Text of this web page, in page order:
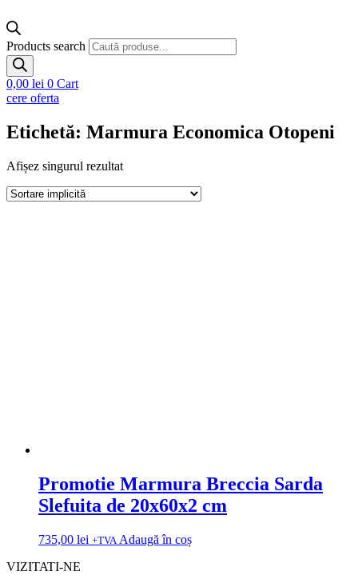
Products search
0,00 lei 0 Cart
cere oferta
Etichetă: Marmura Economica Otopeni
Afișez singurul rezultat
Promotie Marmura Breccia Sarda
Slefuita de 20x60x2 cm
735,00 lei +TVA Adaugă în coș
VIZITATI-NE